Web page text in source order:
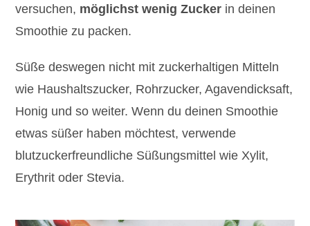
versuchen, möglichst wenig Zucker in deinen
Smoothie zu packen.
Süße deswegen nicht mit zuckerhaltigen Mitteln
wie Haushaltszucker, Rohrzucker, Agavendicksaft,
Honig und so weiter. Wenn du deinen Smoothie
etwas süßer haben möchtest, verwende
blutzuckerfreundliche Süßungsmittel wie Xylit,
Erythrit oder Stevia.